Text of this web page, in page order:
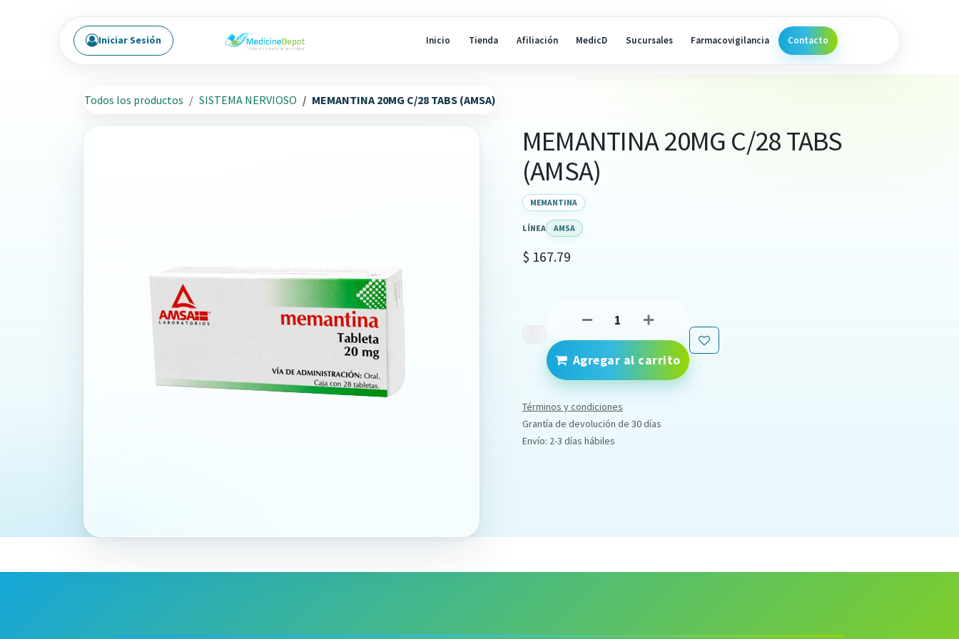
Inicio Tienda Afiliación MedicD Sucursales Farmacovigilancia Contacto
Iniciar Sesión
Todos los productos SISTEMA NERVIOSO MEMANTINA 20MG C/28 TABS (AMSA)
MEMANTINA 20MG C/28 TABS
(AMSA)
MEMANTINA
LÍNEA AMSA
$ 167.79
Agregar al carrito
Términos y condiciones
Grantía de devolución de 30 días
Envío: 2-3 días hábiles